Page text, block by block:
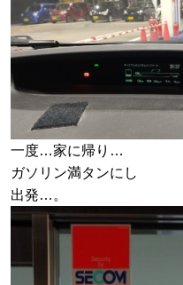
一度…家に帰り…
ガソリン満タンにし
出発…。